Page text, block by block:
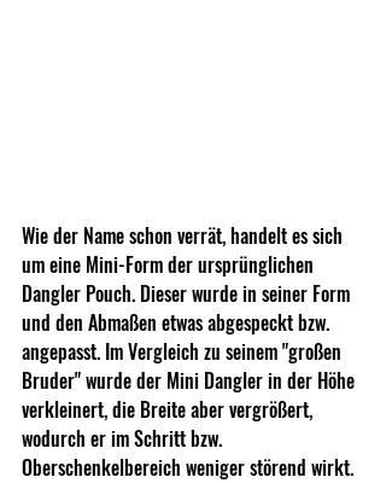
Wie der Name schon verrät, handelt es sich
um eine Mini-Form der ursprünglichen
Dangler Pouch. Dieser wurde in seiner Form
und den Abmaßen etwas abgespeckt bzw.
angepasst. Im Vergleich zu seinem "großen
Bruder" wurde der Mini Dangler in der Höhe
verkleinert, die Breite aber vergrößert,
wodurch er im Schritt bzw.
Oberschenkelbereich weniger störend wirkt.